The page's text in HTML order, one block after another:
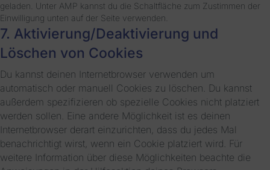
geladen. Unter AMP kannst du die Schaltfläche zum Zustimmen der
Einwilligung unten auf der Seite verwenden.
7. Aktivierung/Deaktivierung und
Löschen von Cookies
Du kannst deinen Internetbrowser verwenden um
automatisch oder manuell Cookies zu löschen. Du kannst
außerdem spezifizieren ob spezielle Cookies nicht platziert
werden sollen. Eine andere Möglichkeit ist es deinen
Internetbrowser derart einzurichten, dass du jedes Mal
benachrichtigt wirst, wenn ein Cookie platziert wird. Für
weitere Information über diese Möglichkeiten beachte die